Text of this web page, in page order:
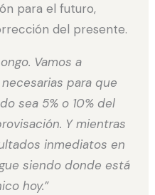
para el futuro,
del presente.
Vamos a
para que
sea 5% o 10% del
Y mientras
inmediatos en
siendo donde está
hoy.”